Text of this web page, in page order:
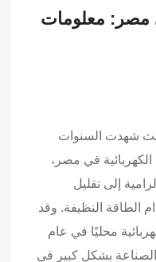
مصر: معلومات
شهدت السنوات
الكهربائية في مصر،
إلى تقليل
الطاقة النظيفة. وقد
محليًا في عام
الصناعة بشكل كبير في